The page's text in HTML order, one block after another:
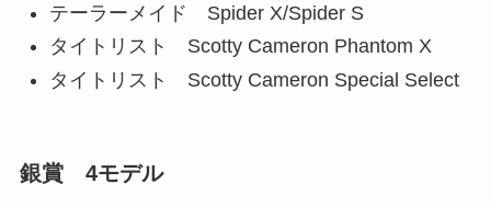
テーラーメイド Spider X/Spider S
タイトリスト Scotty Cameron Phantom X
タイトリスト Scotty Cameron Special Select
銀賞 4モデル